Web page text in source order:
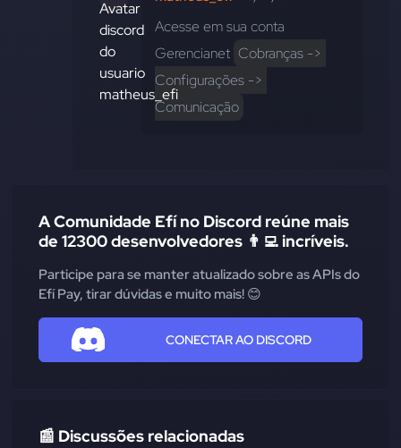
Acesse em sua conta
Gerencianet Cobranças ->
Configurações ->
Comunicação
A Comunidade Efí no Discord reúne mais
de 12300 desenvolvedores 👨‍💻 incríveis.
Participe para se manter atualizado sobre as APIs do
Efí Pay, tirar dúvidas e muito mais! 😊
CONECTAR AO DISCORD
📰 Discussões relacionadas